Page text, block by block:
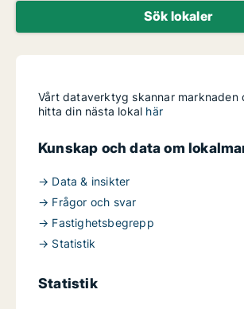
Sök lokaler
Vårt dataverktyg skannar marknaden
hitta din nästa lokal här
Kunskap och data om
→ Data & insikter
→ Frågor och svar
→ Fastighetsbegrepp
→ Statistik
Statistik